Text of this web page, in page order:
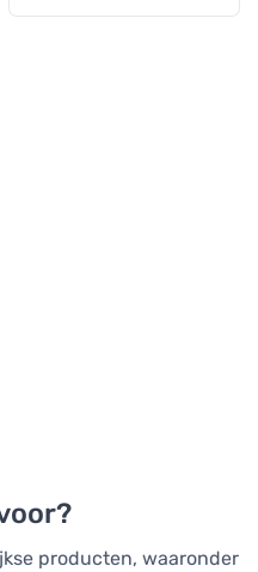
producten, waaronder